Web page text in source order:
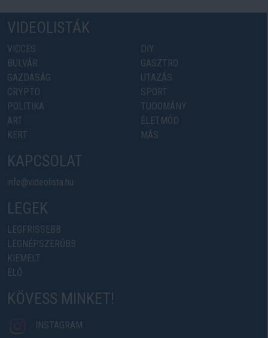
VIDEOLISTÁK
VICCES
BULVÁR
GAZDASÁG
CRYPTO
POLITIKA
ART
KERT
DIY
GASZTRO
UTAZÁS
SPORT
TUDOMÁNY
ÉLETMÓD
MÁS
KAPCSOLAT
info@videolista.hu
LEGEK
LEGFRISSEBB
LEGNÉPSZERŰBB
KIEMELT
ÉLŐ
KÖVESS MINKET!
INSTAGRAM